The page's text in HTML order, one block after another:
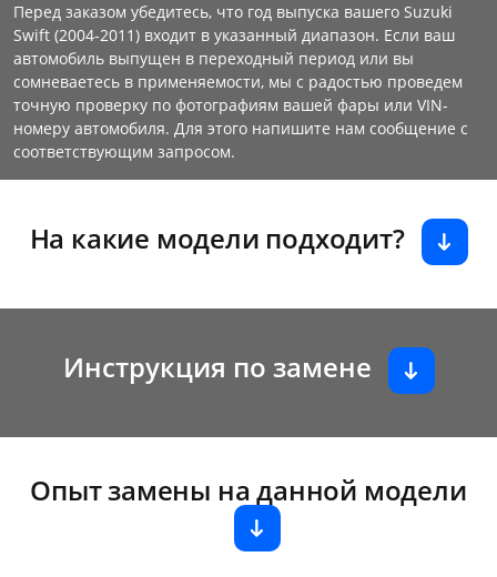
Перед заказом убедитесь, что год выпуска вашего Suzuki
Swift (2004-2011) входит в указанный диапазон. Если ваш
автомобиль выпущен в переходный период или вы
сомневаетесь в применяемости, мы с радостью проведем
точную проверку по фотографиям вашей фары или VIN-
номеру автомобиля. Для этого напишите нам сообщение с
соответствующим запросом.
На какие модели подходит?
Инструкция по замене
Опыт замены на данной модели